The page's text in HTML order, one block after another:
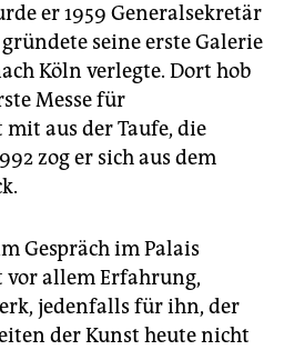
er 1959 Generalsekretär
seine erste Galerie
Köln verlegte. Dort hob
Messe für
mit aus der Taufe, die
zog er sich aus dem
Gespräch im Palais
allem Erfahrung,
jedenfalls für ihn, der
der Kunst heute nicht